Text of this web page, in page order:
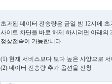
초과된 데이터 전송량은 금일 밤 12시에
사이트 차단을 바로 해제 하시려면 아래의
정상접속이 가능합니다.
(1) 현재 서비스보다 보다 높은 사양으로
(2) 데이터 전송량 추가 옵션을 신청